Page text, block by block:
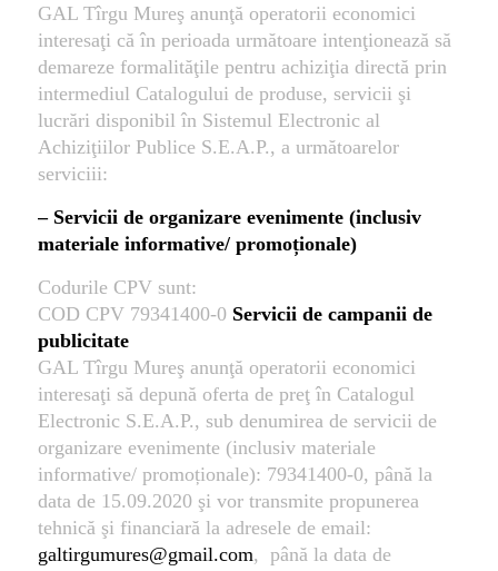
GAL Tîrgu Mureş anunţă operatorii economici
interesaţi că în perioada următoare intenţionează să
demareze formalităţile pentru achiziţia directă prin
intermediul Catalogului de produse, servicii şi
lucrări disponibil în Sistemul Electronic al
Achiziţiilor Publice S.E.A.P., a următoarelor
serviciii:
–Servicii de organizare evenimente (inclusiv
materiale informative/ promoționale)
Codurile CPV sunt:
COD CPV 79341400-0 Servicii de campanii de
publicitate
GAL Tîrgu Mureş anunţă operatorii economici
interesaţi să depună oferta de preţ în Catalogul
Electronic S.E.A.P., sub denumirea de servicii de
organizare evenimente (inclusiv materiale
informative/ promoționale): 79341400-0, până la
data de 15.09.2020 şi vor transmite propunerea
tehnică şi financiară la adresele de email:
galtirgumures@gmail.com, până la data de